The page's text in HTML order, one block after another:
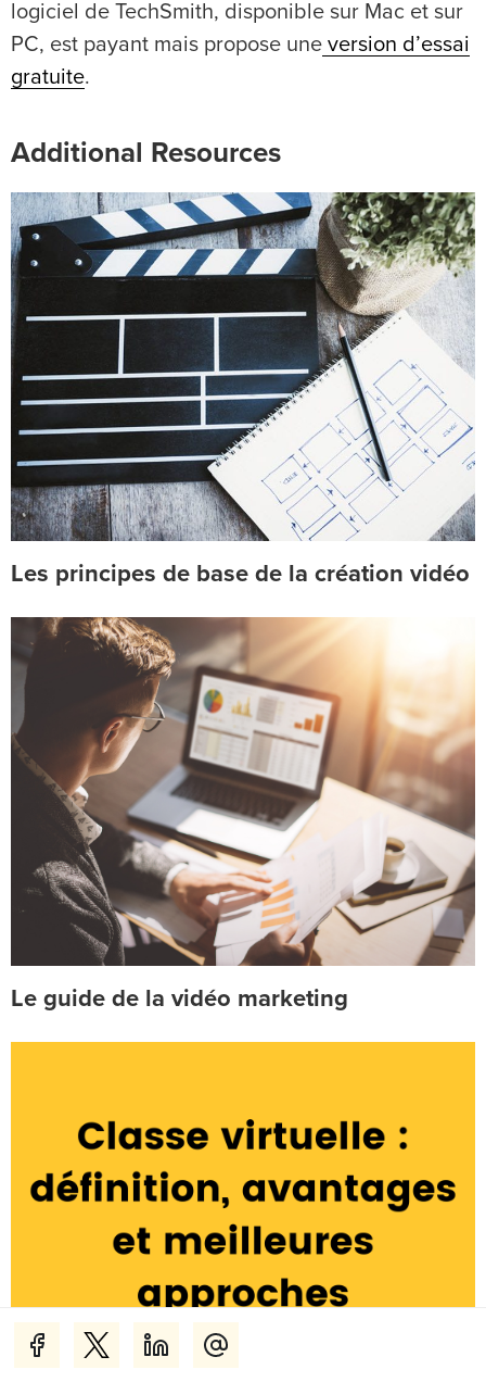
logiciel de TechSmith, disponible sur Mac et sur
PC, est payant mais propose une version d’essai
gratuite.
Additional Resources
Les principes de base de la création vidéo
Le guide de la vidéo marketing